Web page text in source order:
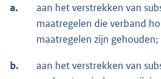
a.
aan het verstrekken van
maatregelen die verband
maatregelen zijn gehouden;
b.
aan het verstrekken van